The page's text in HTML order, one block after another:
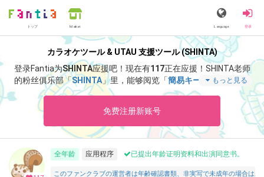
トップ Market Language 登录
カラオケツール & UTAU 支援ツール (SHINTA)
登录Fantia为SHINTA应援吧！ 现在有117正在应援！ SHINTA老师
的粉丝俱乐部「SHINTA」里，能够阅览「簡易キーチェンジャー
Ver 1.17 公開
」等特别内容。
もっと見る
免费注册新账号
全年龄 应用程序 已提出年龄证明资料和出演同意书。
このファンクラブの運営者は年齢確認書類、非実写で未成年の場合は